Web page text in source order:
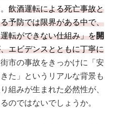
飲酒運転による死亡事故と
予防では限界がある中で、
転ができない仕組み」を開
エビデンスとともに丁寧に
市の事故をきっかけに「安
た」というリアルな背景も
組みが生まれた必然性が、
のではないでしょうか。